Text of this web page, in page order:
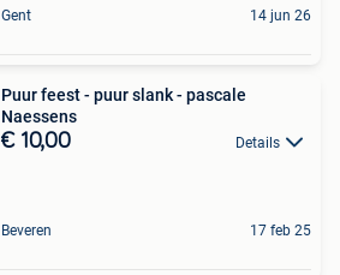
Gent 14 jun 26
Puur feest - puur slank - pascale
Naessens
€ 10,00 Details
Beveren 17 feb 25